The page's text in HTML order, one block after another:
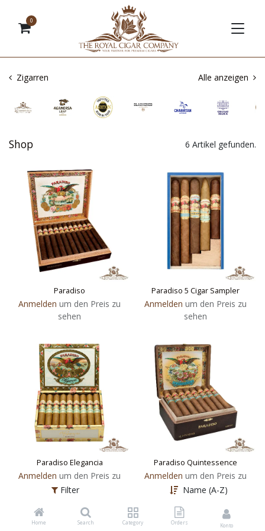
Filter Name (A-Z)
Home Search Category Orders Konto
0
Zigarren Alle anzeigen
Shop 6 Artikel gefunden.
Paradiso
Anmelden um den Preis zu
sehen
Paradiso 5 Cigar Sampler
Anmelden um den Preis zu
sehen
Paradiso Elegancia
Anmelden um den Preis zu
sehen
Paradiso Quintessence
Anmelden um den Preis zu
sehen